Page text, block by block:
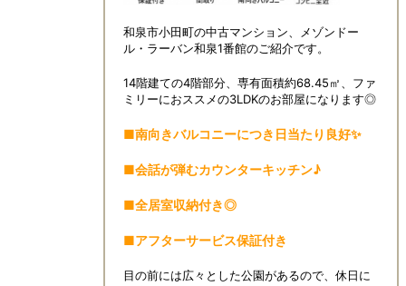
和泉市小田町の中古マンション、メゾンドー
ル・ラーバン和泉1番館のご紹介です。
14階建ての4階部分、専有面積約68.45㎡、ファ
ミリーにおススメの3LDKのお部屋になります◎
■南向きバルコニーにつき日当たり良好✨
■会話が弾むカウンターキッチン♪
■全居室収納付き◎
■アフターサービス保証付き
目の前には広々とした公園があるので、休日に